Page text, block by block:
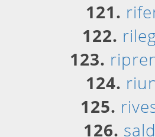
121.
122.
123.
124.
125.
126.